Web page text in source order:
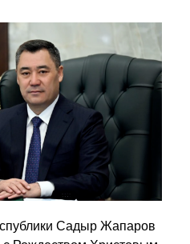
Садыр Жапаров